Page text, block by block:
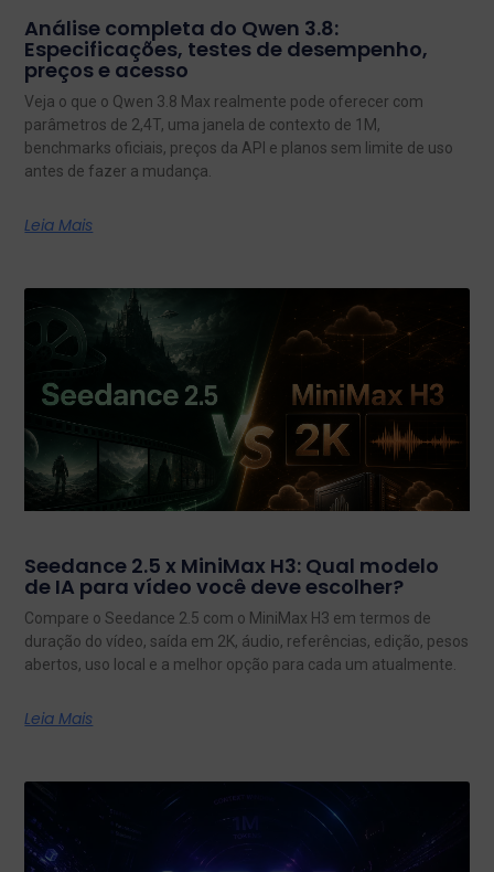
Análise completa do Qwen 3.8:
Especificações, testes de desempenho,
preços e acesso
Veja o que o Qwen 3.8 Max realmente pode oferecer com
parâmetros de 2,4T, uma janela de contexto de 1M,
benchmarks oficiais, preços da API e planos sem limite de uso
antes de fazer a mudança.
Leia Mais
Seedance 2.5 x MiniMax H3: Qual modelo
de IA para vídeo você deve escolher?
Compare o Seedance 2.5 com o MiniMax H3 em termos de
duração do vídeo, saída em 2K, áudio, referências, edição, pesos
abertos, uso local e a melhor opção para cada um atualmente.
Leia Mais